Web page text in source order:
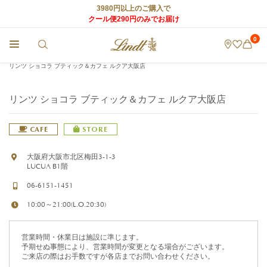
3980円以上のご購入で
クール便290円のみでお届け
0
リンツ ショコラ ブティック＆カフェ ルクア大阪店
リンツ ショコラ ブティック＆カフェ ルクア大阪店
CAFE STORE
大阪府大阪市北区梅田3-1-3
LUCUA B1階
06-6151-1451
10:00～21:00(L.O.20:30)
営業時間・休業日は施設に準じます。
予期せぬ事態により、営業時間が変更となる場合がございます。
ご来店の際はお手数ですが各店までお問い合わせください。